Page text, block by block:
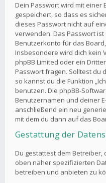
Dein Passwort wird mit einer
gespeichert, so dass es
dieses Passwort nicht auf
verwenden. Das Passwort
Benutzerkonto für das
Insbesondere wird dich kein
phpBB Limited oder ein
Passwort fragen. Solltest du
so kannst du die Funktion
benutzen. Die phpBB-
Benutzernamen und deiner
anschließend ein neu
mit dem du dann auf das
Gestattung der
Du gestattest dem
oben näher spezifizierten
betreiben und anbieten zu